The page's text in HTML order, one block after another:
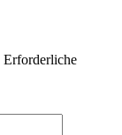
Erforderliche